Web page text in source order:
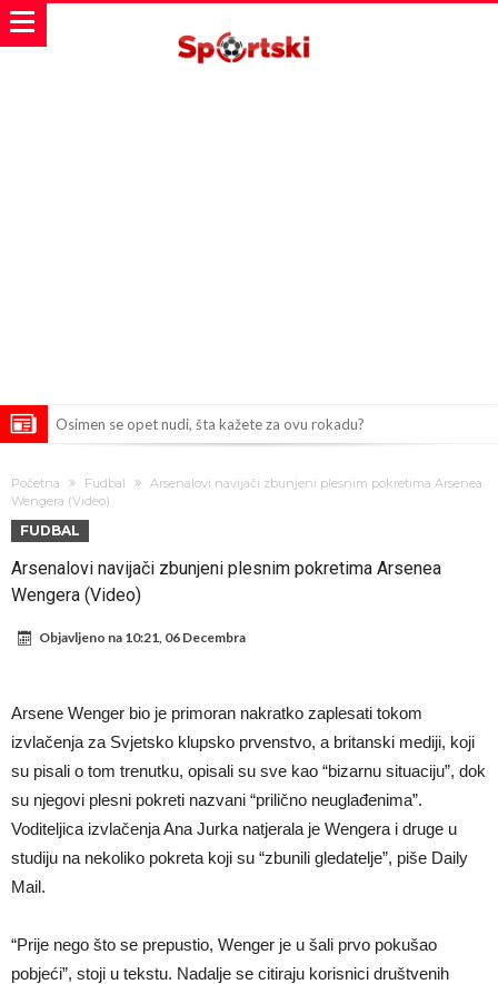
Osimen se opet nudi, šta kažete za ovu rokadu?
Sada je jasno zašto je došao: “Luda” klauzula iz Salahovog ugovora s
Turcima je otkrivena
Predsjednik velikana otkrio pregovore sa Dušanom Vlahovićem
Ronaldo objavio slike iz garaže. “Moje igračke”
historiji!
Ćabi sastavlja kockice, lijevi bek iz Španije i golman iz Portugala za
strašni Čelsi?!
FIFA u velikom previranju! Infantino svojim potezom iznenadio
fudbalski svijet
Početna Fudbal
Arsenalovi navijači zbunjeni plesnim pokretima Arsenea
Wengera (Video)
FUDBAL
Arsenalovi navijači zbunjeni plesnim pokretima Arsenea
Wengera (Video)
Objavljeno na 10:21, 06 Decembra
Arsene Wenger bio je primoran nakratko zaplesati tokom
izvlačenja za Svjetsko klupsko prvenstvo, a britanski mediji, koji
su pisali o tom trenutku, opisali su sve kao “bizarnu situaciju”, dok
su njegovi plesni pokreti nazvani “prilično neuglađenima”.
Voditeljica izvlačenja Ana Jurka natjerala je Wengera i druge u
studiju na nekoliko pokreta koji su “zbunili gledatelje”, piše Daily
Mail.
“Prije nego što se prepustio, Wenger je u šali prvo pokušao
pobjeći”, stoji u tekstu. Nadalje se citiraju korisnici društvenih